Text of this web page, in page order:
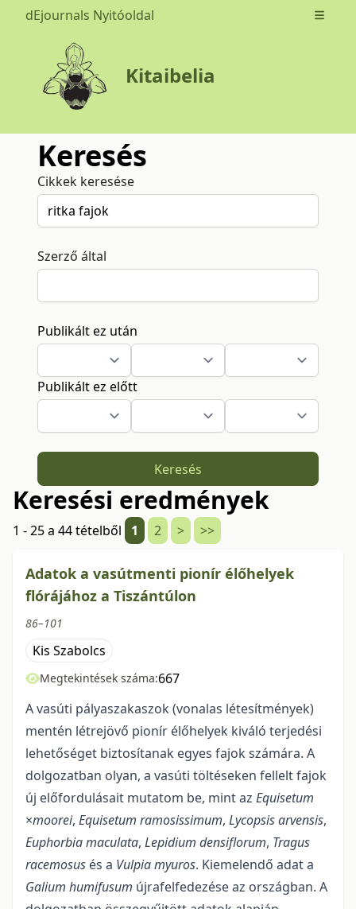
dEjournals Nyitóoldal Open
Kitaibelia
Keresés
Cikkek keresése
Szerző által
Publikált ez után
Publikált ez előtt
Keresés
Keresési eredmények
1 - 25 a 44 tételből 1 2 > >>
Adatok a vasútmenti pionír élőhelyek
flórájához a Tiszántúlon
86–101
Kis Szabolcs
Megtekintések száma:667
A vasúti pályaszakaszok (vonalas létesítmények)
mentén létrejövő pionír élőhelyek kiváló terjedési
lehetőséget biztosítanak egyes fajok számára. A
dolgozatban olyan, a vasúti töltéseken fellelt fajok
új előfordulásait mutatom be, mint az Equisetum
×moorei, Equisetum ramosissimum, Lycopsis arvensis,
Euphorbia maculata, Lepidium densiflorum, Tragus
racemosus és a Vulpia myuros. Kiemelendő adat a
Galium humifusum újrafelfedezése az országban. A